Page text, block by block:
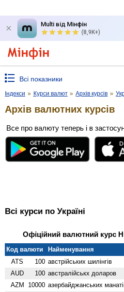
Multi від Мінфін
(8,9K+)
Всі показники
Індекси » Курси валют » Архів курсів »
Архів валютних курсів
Все про валюту теперь і в
Всі курси по Україні
Офіційний валютний курс
Код валюти Найменування
ATS
100 австрійських шилінгів
AUD 100 австралійськх доларов
AZM 10000 азербайджанських